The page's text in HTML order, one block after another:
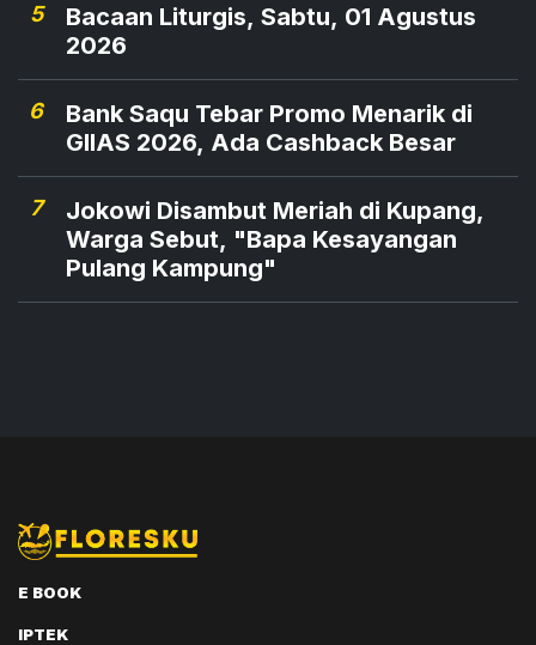
5
Bacaan Liturgis, Sabtu, 01 Agustus
2026
6
Bank Saqu Tebar Promo Menarik di
GIIAS 2026, Ada Cashback Besar
7
Jokowi Disambut Meriah di Kupang,
Warga Sebut, "Bapa Kesayangan
Pulang Kampung"
E BOOK
IPTEK